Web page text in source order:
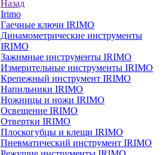
Назад
Irimo
Гаечные ключи IRIMO
Динамометрические инструменты
IRIMO
Зажимные инструменты IRIMO
Измерительные инструменты IRIMO
Крепежный инструмент IRIMO
Напильники IRIMO
Ножницы и ножи IRIMO
Освещение IRIMO
Отвертки IRIMO
Плоскогубцы и клещи IRIMO
Пневматический инструмент IRIMO